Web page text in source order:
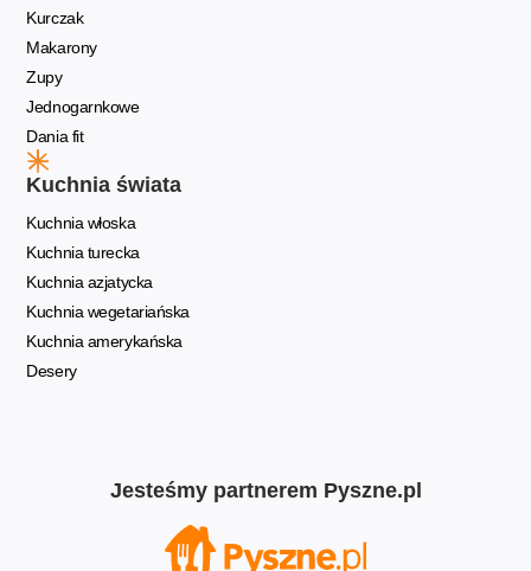
Kurczak
Makarony
Zupy
Jednogarnkowe
Dania fit
Kuchnia świata
Kuchnia włoska
Kuchnia turecka
Kuchnia azjatycka
Kuchnia wegetariańska
Kuchnia amerykańska
Desery
Jesteśmy partnerem Pyszne.pl